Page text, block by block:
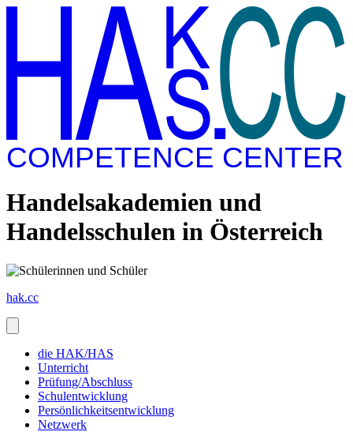
COMPETENCE CENTER
Handelsakademien und
Handelsschulen in Österreich
hak.cc
die HAK/HAS
Unterricht
Prüfung/Abschluss
Schulentwicklung
Persönlichkeitsentwicklung
Netzwerk